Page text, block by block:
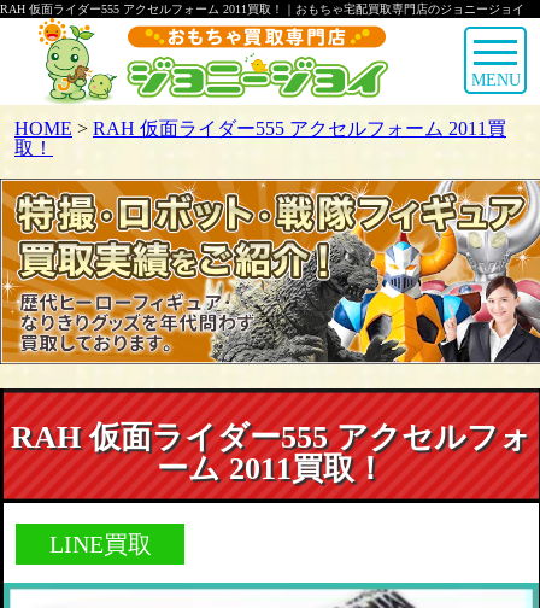
RAH 仮面ライダー555 アクセルフォーム 2011買取！｜おもちゃ宅配買取専門店のジョニージョイ
MENU
HOME > RAH 仮面ライダー555 アクセルフォーム 2011買
取！
RAH 仮面ライダー555 アクセルフォ
ーム 2011買取！
LINE買取